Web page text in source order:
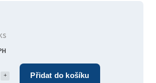
Přidat do košíku